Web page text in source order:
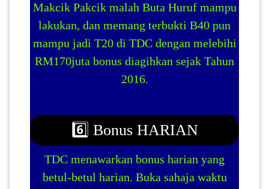
Makcik Pakcik malah Buta Huruf mampu
lakukan, dan memang terbukti B40 pun
mampu jadi T20 di TDC dengan melebihi
RM170juta bonus diagihkan sejak Tahun
2016.
6️⃣ Bonus HARIAN
TDC menawarkan bonus harian yang
betul-betul harian. Buka sahaja waktu